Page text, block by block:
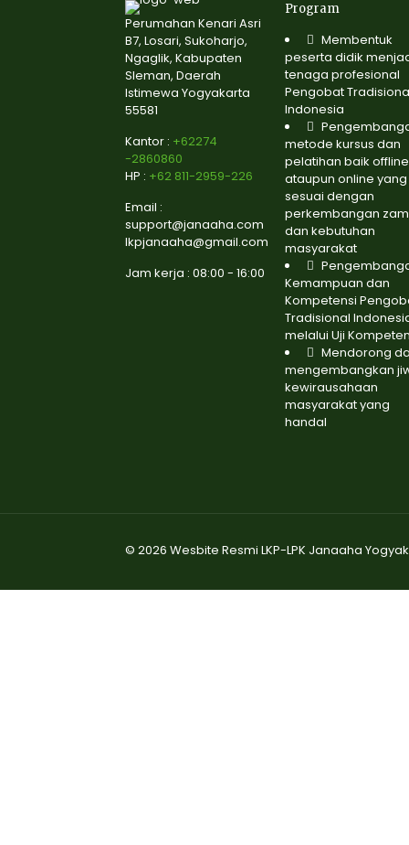
Perumahan Kenari Asri
B7, Losari, Sukoharjo,
Ngaglik, Kabupaten
Sleman, Daerah
Istimewa Yogyakarta
55581
Kantor : +62274
-2860860
HP : +62 811-2959-226
Email :
support@janaaha.com
lkpjanaaha@gmail.com
Jam kerja : 08:00 - 16:00
Program
Membentuk
peserta didik
tenaga profesional
Pengobat
Indonesia
metode kursus dan
pelatihan baik offline
ataupun online yang
sesuai dengan
perkembangan
dan kebutuhan
masyarakat
Kemampuan dan
Kompetensi
Tradisional
melalui Uji
Mendorong
mengembangkan
kewirausahaan
masyarakat yang
handal
© 2026 Wesbite Resmi LKP-LPK Janaaha